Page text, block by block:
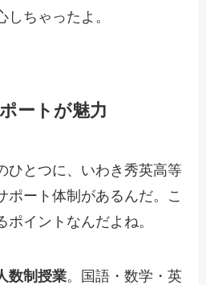
ちゃったよ。
ートが魅力
ひとつに、いわき秀英高等
ポート体制があるんだ。こ
イントなんだよね。
数制授業。国語・数学・英